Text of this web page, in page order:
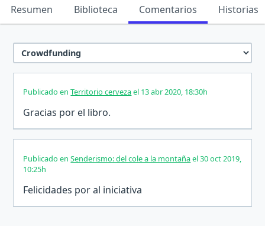
Resumen Biblioteca Comentarios Historias
Publicado enTerritorio cervezael 13 abr 2020, 18:30h
Gracias por el libro.
Publicado enSenderismo: del cole a la montañael 30 oct 2019,
10:25h
Felicidades por al iniciativa